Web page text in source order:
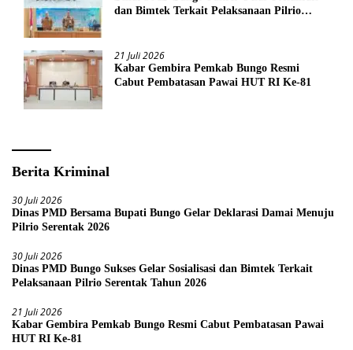
dan Bimtek Terkait Pelaksanaan Pilrio
21 Juli 2026
Kabar Gembira Pemkab Bungo Resmi
Cabut Pembatasan Pawai HUT RI Ke-81
Berita Kriminal
30 Juli 2026
Dinas PMD Bersama Bupati Bungo Gelar Deklarasi Damai Menuju
Pilrio Serentak 2026
30 Juli 2026
Dinas PMD Bungo Sukses Gelar Sosialisasi dan Bimtek Terkait
Pelaksanaan Pilrio Serentak Tahun 2026
21 Juli 2026
Kabar Gembira Pemkab Bungo Resmi Cabut Pembatasan Pawai
HUT RI Ke-81